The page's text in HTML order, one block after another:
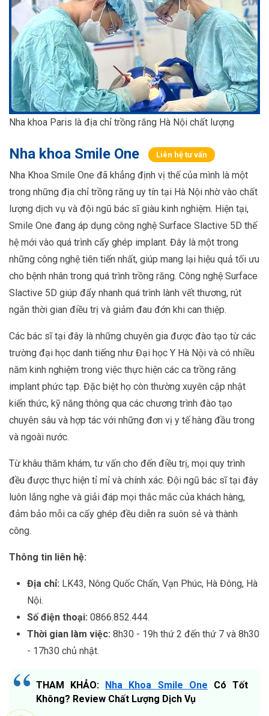
Nha khoa Paris là địa chỉ trồng răng Hà Nội chất lượng
Nha khoa Smile One Liên hệ tư vấn
Nha Khoa Smile One đã khẳng định vị thế của mình là một
trong những địa chỉ trồng răng uy tín tại Hà Nội nhờ vào chất
lượng dịch vụ và đội ngũ bác sĩ giàu kinh nghiệm. Hiện tại,
Smile One đang áp dụng công nghệ Surface Slactive 5D thế
hệ mới vào quá trình cấy ghép implant. Đây là một trong
những công nghệ tiên tiến nhất, giúp mang lại hiệu quả tối ưu
cho bệnh nhân trong quá trình trồng răng. Công nghệ Surface
Slactive 5D giúp đẩy nhanh quá trình lành vết thương, rút
ngắn thời gian điều trị và giảm đau đớn khi can thiệp.
Các bác sĩ tại đây là những chuyên gia được đào tạo từ các
trường đại học danh tiếng như Đại học Y Hà Nội và có nhiều
năm kinh nghiệm trong việc thực hiện các ca trồng răng
implant phức tạp. Đặc biệt họ còn thường xuyên cập nhật
kiến thức, kỹ năng thông qua các chương trình đào tạo
chuyên sâu và hợp tác với những đơn vị y tế hàng đầu trong
và ngoài nước.
Từ khâu thăm khám, tư vấn cho đến điều trị, mọi quy trình
đều được thực hiện tỉ mỉ và chính xác. Đội ngũ bác sĩ tại đây
luôn lắng nghe và giải đáp mọi thắc mắc của khách hàng,
đảm bảo mỗi ca cấy ghép đều diễn ra suôn sẻ và thành
công.
Thông tin liên hệ:
Địa chỉ: LK43, Nông Quốc Chấn, Vạn Phúc, Hà Đông, Hà
Nội.
Số điện thoại: 0866.852.444.
Thời gian làm việc: 8h30 - 19h thứ 2 đến thứ 7 và 8h30
- 17h30 chủ nhật.
THAM KHẢO: Nha Khoa Smile One Có Tốt
Không? Review Chất Lượng Dịch Vụ